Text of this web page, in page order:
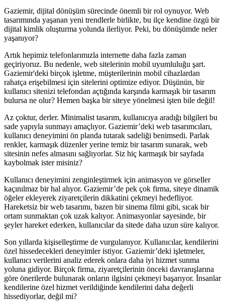
Gaziemir, dijital dönüşüm sürecinde önemli bir rol oynuyor. Web
tasarımında yaşanan yeni trendlerle birlikte, bu ilçe kendine özgü bir
dijital kimlik oluşturma yolunda ilerliyor. Peki, bu dönüşümde neler
yaşanıyor?
Artık hepimiz telefonlarımızla internette daha fazla zaman
geçiriyoruz. Bu nedenle, web sitelerinin mobil uyumluluğu şart.
Gaziemir'deki birçok işletme, müşterilerinin mobil cihazlardan
rahatça erişebilmesi için sitelerini optimize ediyor. Düşünün, bir
kullanıcı sitenizi telefondan açtığında karşında karmaşık bir tasarım
bulursa ne olur? Hemen başka bir siteye yönelmesi işten bile değil!
Az çoktur, derler. Minimalist tasarım, kullanıcıya aradığı bilgileri bu
sade yapıyla sunmayı amaçlıyor. Gaziemir’deki web tasarımcıları,
kullanıcı deneyimini ön planda tutarak sadeliği benimsedi. Parlak
renkler, karmaşık düzenler yerine temiz bir tasarım sunarak, web
sitesinin nefes almasını sağlıyorlar. Siz hiç karmaşık bir sayfada
kaybolmak ister misiniz?
Kullanıcı deneyimini zenginleştirmek için animasyon ve görseller
kaçınılmaz bir hal alıyor. Gaziemir’de pek çok firma, siteye dinamik
öğeler ekleyerek ziyaretçilerin dikkatini çekmeyi hedefliyor.
Hareketsiz bir web tasarımı, bazen bir sinema filmi gibi, sıcak bir
ortam sunmaktan çok uzak kalıyor. Animasyonlar sayesinde, bir
şeyler hareket ederken, kullanıcılar da sitede daha uzun süre kalıyor.
Son yıllarda kişiselleştirme de vurgulanıyor. Kullanıcılar, kendilerini
özel hissedecekleri deneyimler istiyor. Gaziemir’deki işletmeler,
kullanıcı verilerini analiz ederek onlara daha iyi hizmet sunma
yoluna gidiyor. Birçok firma, ziyaretçilerinin önceki davranışlarına
göre önerilerde bulunarak onların ilgisini çekmeyi başarıyor. İnsanlar
kendilerine özel hizmet verildiğinde kendilerini daha değerli
hissediyorlar, değil mi?